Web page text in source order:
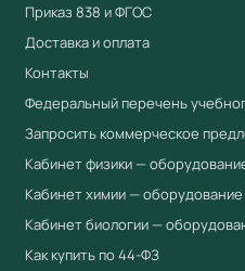
Приказа № 838
оснащению
Преимущества
Соответствует ФГОС и
Минпросвещения
Приоритет при
из реестра
616)
Приказ 838 и ФГОС
Доставка и оплата
Контакты
Федеральный перечень
Запросить коммерческое
Кабинет физики —
Кабинет химии —
Кабинет биологии —
Как купить по 44-ФЗ